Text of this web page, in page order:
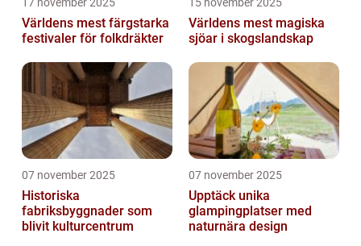
Världens mest färgstarka
festivaler för folkdräkter
Världens mest magiska
sjöar i skogslandskap
07 november 2025
Historiska
fabriksbyggnader som
blivit kulturcentrum
07 november 2025
Upptäck unika
glampingplatser med
naturnära design